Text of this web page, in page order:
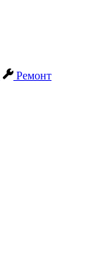
Ремонт